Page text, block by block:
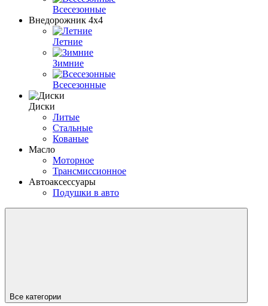
Всесезонные
Внедорожник 4х4
Летние
Зимние
Всесезонные
Диски
Литые
Стальные
Кованые
Масло
Моторное
Трансмиссионное
Автоаксессуары
Подушки в авто
Все категории